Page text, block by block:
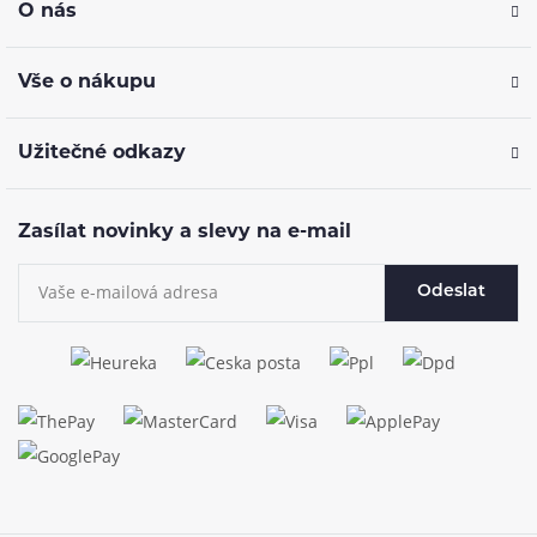
O nás
Vše o nákupu
Užitečné odkazy
Zasílat novinky a slevy na e-mail
Odeslat